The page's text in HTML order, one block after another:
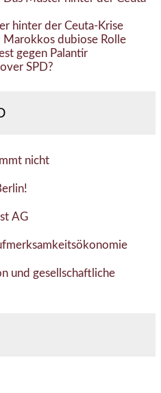
hinter der Ceuta-Krise
Marokkos dubiose Rolle
gegen Palantir
over SPD?
nicht
AG
und gesellschaftliche